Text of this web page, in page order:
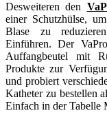
Desweiteren den
einer Schutzhülse,
Blase zu
Einführen. Der
Auffangbeutel mit
Produkte zur
und probiert
Katheter zu bestellen
Einfach in der Tabelle